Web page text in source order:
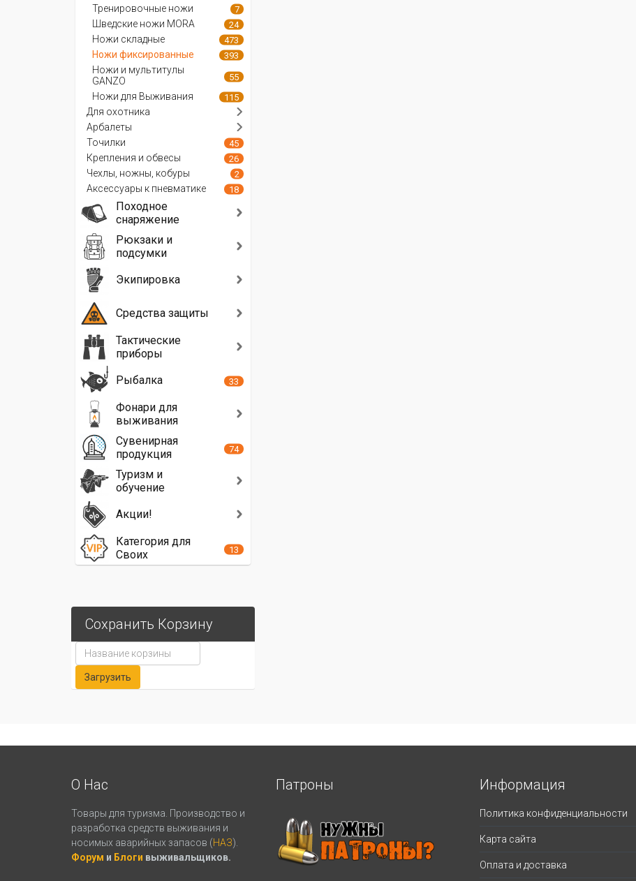
Тренировочные ножи 7
Шведские ножи MORA 24
Ножи складные 473
Ножи фиксированные 393
Ножи и мультитулы
GANZO
55
Ножи для Выживания 115
Для охотника
Арбалеты
Точилки
45
Крепления и обвесы 26
Чехлы, ножны, кобуры 2
Аксессуары к пневматике 18
Походное
снаряжение
Рюкзаки и
подсумки
Экипировка
Средства защиты
Тактические
приборы
Рыбалка
33
Фонари для
выживания
Сувенирная
продукция
74
Туризм и
обучение
Акции!
Категория для
Своих
13
Сохранить Корзину
О Нас
Товары для туризма. Производство и
разработка средств выживания и
носимых аварийных запасов (НАЗ).
Форум и Блоги выживальщиков.
Патроны Информация
Политика конфиденциальности
Карта сайта
Оплата и доставка